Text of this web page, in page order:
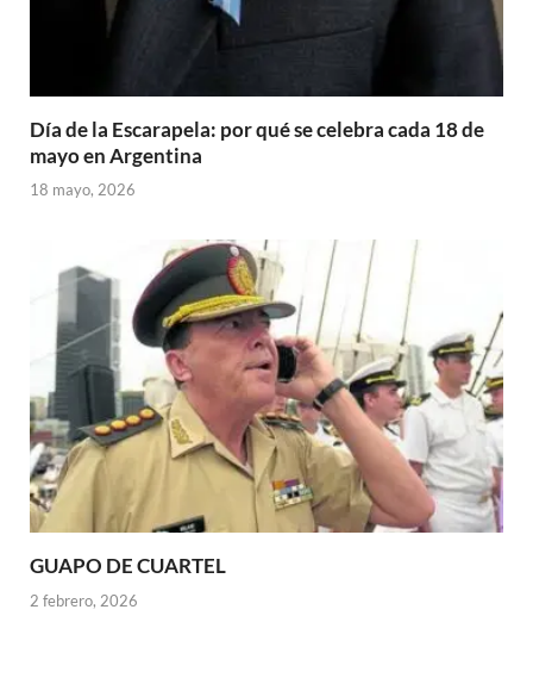
Día de la Escarapela: por qué se celebra cada 18 de
mayo en Argentina
18 mayo, 2026
GUAPO DE CUARTEL
2 febrero, 2026